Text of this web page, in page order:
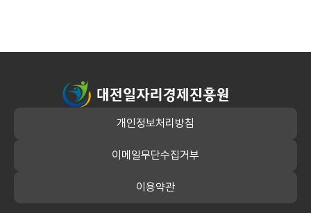
대전일자리경제진흥원
개인정보처리방침
이메일무단수집거부
이용약관